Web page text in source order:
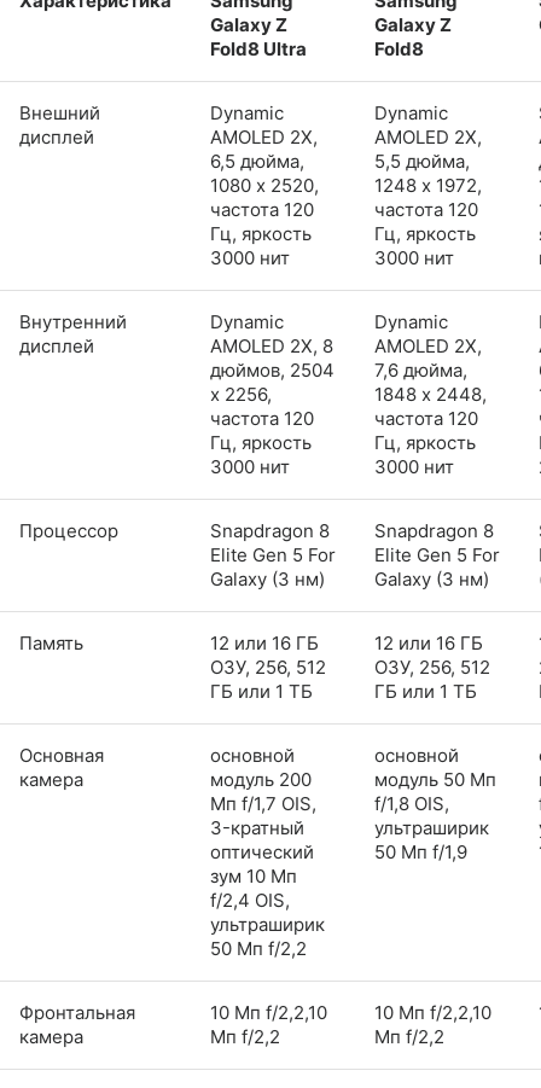
Galaxy Z
Fold8 Ultra
Galaxy Z
Fold8
Внешний
дисплей
Dynamic
AMOLED 2X,
6,5 дюйма,
1080 x 2520,
частота 120
Гц, яркость
3000 нит
Dynamic
AMOLED 2X,
5,5 дюйма,
1248 x 1972,
частота 120
Гц, яркость
3000 нит
Внутренний
дисплей
Dynamic
AMOLED 2X, 8
дюймов, 2504
x 2256,
частота 120
Гц, яркость
3000 нит
Dynamic
AMOLED 2X,
7,6 дюйма,
1848 x 2448,
частота 120
Гц, яркость
3000 нит
Процессор
Snapdragon 8
Elite Gen 5 For
Galaxy (3 нм)
Snapdragon 8
Elite Gen 5 For
Galaxy (3 нм)
Память
12 или 16 ГБ
ОЗУ, 256, 512
ГБ или 1 ТБ
12 или 16 ГБ
ОЗУ, 256, 512
ГБ или 1 ТБ
Основная
камера
основной
модуль 200
Мп f/1,7 OIS,
3-кратный
оптический
зум 10 Мп
f/2,4 OIS,
ультраширик
50 Мп f/2,2
основной
модуль 50 Мп
f/1,8 OIS,
ультраширик
50 Мп f/1,9
Фронтальная
камера
10 Мп f/2,2,10
Мп f/2,2
10 Мп f/2,2,10
Мп f/2,2